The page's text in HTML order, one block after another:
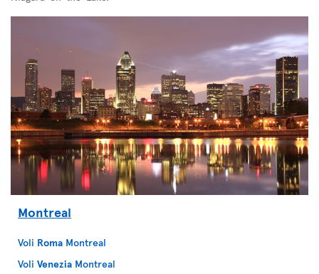
Montreal
Voli Roma Montreal
Voli Venezia Montreal